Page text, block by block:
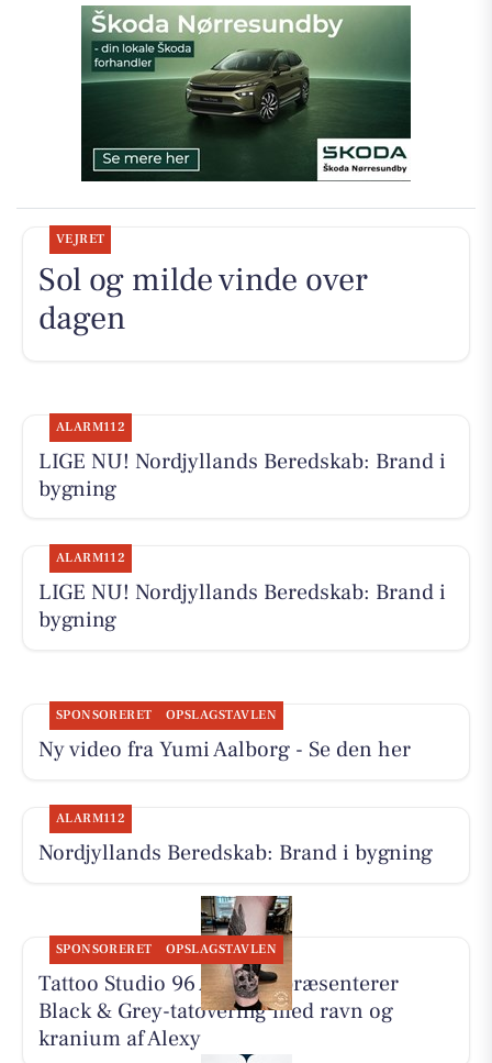
VEJRET
Sol og milde vinde over
dagen
ALARM112
LIGE NU! Nordjyllands Beredskab: Brand i
bygning
ALARM112
LIGE NU! Nordjyllands Beredskab: Brand i
bygning
SPONSORERET OPSLAGSTAVLEN
Ny video fra Yumi Aalborg - Se den her
ALARM112
Nordjyllands Beredskab: Brand i bygning
SPONSORERET OPSLAGSTAVLEN
Tattoo Studio 96 Aalborg præsenterer
Black & Grey-tatovering med ravn og
kranium af Alexy